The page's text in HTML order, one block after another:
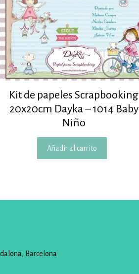
Kit de papeles Scrapbooking
20x20cm Dayka – 1014 Baby
Niño
Añadir al carrito
Barcelona